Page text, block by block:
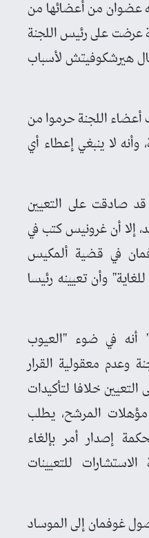
عضوان من أعضائها من
عرضت على رئيس اللجنة
هيرشكوفيتش لأسباب
اللجنة حرموا من
وأنه لا ينبغي إعطاء أي
قد صادقت على التعيين
واحد، إلا أن غرونيس كتب في
في قضية ألمكيس
وأن تعيينه رئيسا
أنه في ضوء "العيوب
وعدم معقولية القرار
خلافا لتأكيدات
المرشح، يطلب
إصدار أمر بإلغاء
الاستشارات للتعيينات
غوفمان إلى الموساد